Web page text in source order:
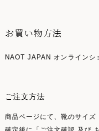
お買い物方法
NAOT JAPAN オンラインシ
ご注文方法
商品ページにて、靴のサイ